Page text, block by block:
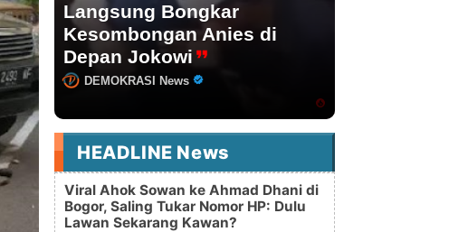
Langsung Bongkar
Kesombongan Anies di
Depan Jokowi
DEMOKRASI News
HEADLINE News
Viral Ahok Sowan ke Ahmad Dhani di
Bogor, Saling Tukar Nomor HP: Dulu
Lawan Sekarang Kawan?